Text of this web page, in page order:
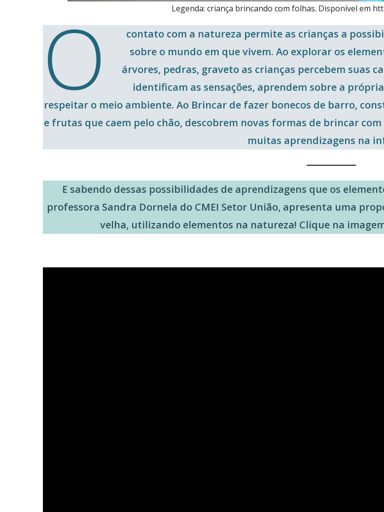
Legenda: criança brincando com folhas. Disponível em
O
contato com a natureza permite as crianças a
sobre o mundo em que vivem. Ao explorar os
árvores, pedras, graveto as crianças percebem suas
identificam as sensações, aprendem sobre a
respeitar o meio ambiente. Ao Brincar de fazer bonecos de barro,
e frutas que caem pelo chão, descobrem novas formas de brincar
muitas aprendizagens na
E sabendo dessas possibilidades de aprendizagens que os
professora Sandra Dornela do CMEI Setor União, apresenta uma
velha, utilizando elementos na natureza! Clique na